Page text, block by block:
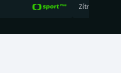
Zítra